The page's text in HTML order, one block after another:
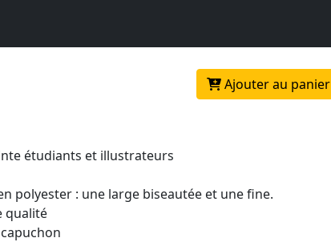
Ajouter au panier
étudiants et illustrateurs
polyester : une large biseautée et une fine.
qualité